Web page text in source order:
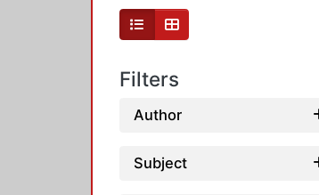
Filters
Author
Subject